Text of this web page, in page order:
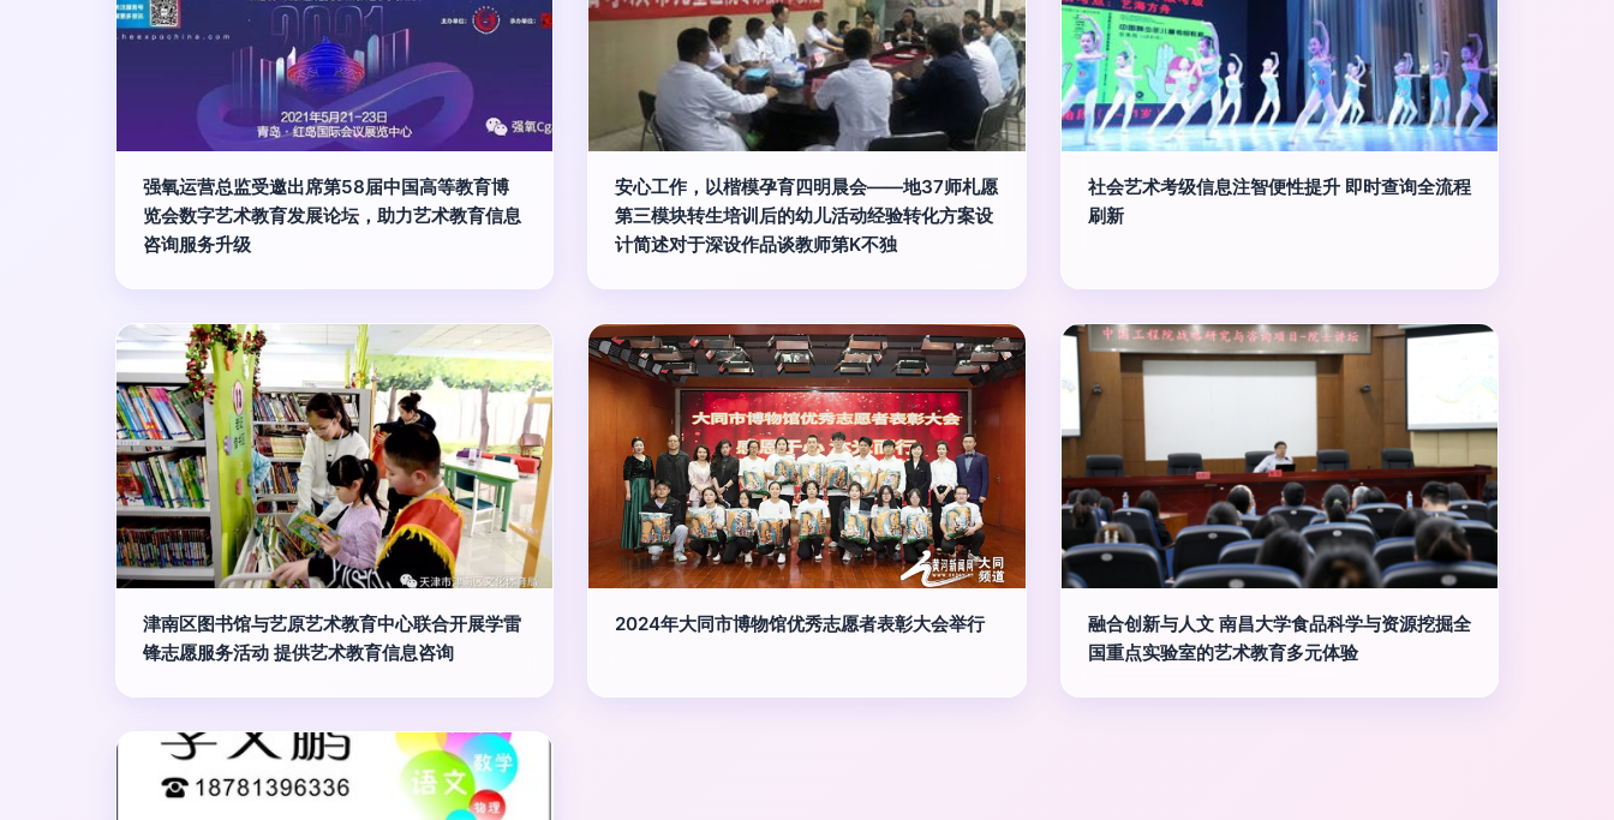
强氧运营总监受邀出席第58届中国高等教育博
览会数字艺术教育发展论坛，助力艺术教育信息
咨询服务升级
安心工作，以楷模孕育四明晨会——地37师札愿
第三模块转生培训后的幼儿活动经验转化方案设
计简述对于深设作品谈教师第K不独
社会艺术考级信息注智便性提升 即时查询全流程
刷新
津南区图书馆与艺原艺术教育中心联合开展学雷
锋志愿服务活动 提供艺术教育信息咨询
2024年大同市博物馆优秀志愿者表彰大会举行
融合创新与人文 南昌大学食品科学与资源挖掘全
国重点实验室的艺术教育多元体验